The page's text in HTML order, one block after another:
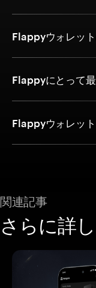
Flappyウォレッ
Flappyにとって
Flappyウォレッ
関連記事
さらに詳し